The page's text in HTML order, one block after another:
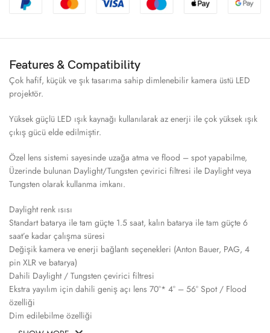
Features & Compatibility
Çok hafif, küçük ve şık tasarıma sahip dimlenebilir kamera üstü LED
projektör.
Yüksek güçlü LED ışık kaynağı kullanılarak az enerji ile çok yüksek ışık
çıkış gücü elde edilmiştir.
Özel lens sistemi sayesinde uzağa atma ve flood – spot yapabilme,
Üzerinde bulunan Daylight/Tungsten çevirici filtresi ile Daylight veya
Tungsten olarak kullanma imkanı.
Daylight renk ısısı
Standart batarya ile tam güçte 1.5 saat, kalın batarya ile tam güçte 6
saat’e kadar çalışma süresi
Değişik kamera ve enerji bağlantı seçenekleri (Anton Bauer, PAG, 4
pin XLR ve batarya)
Dahili Daylight / Tungsten çevirici filtresi
Ekstra yayılım için dahili geniş açı lens 70°* 4° – 56° Spot / Flood
özelliği
Dim edilebilme özelliği